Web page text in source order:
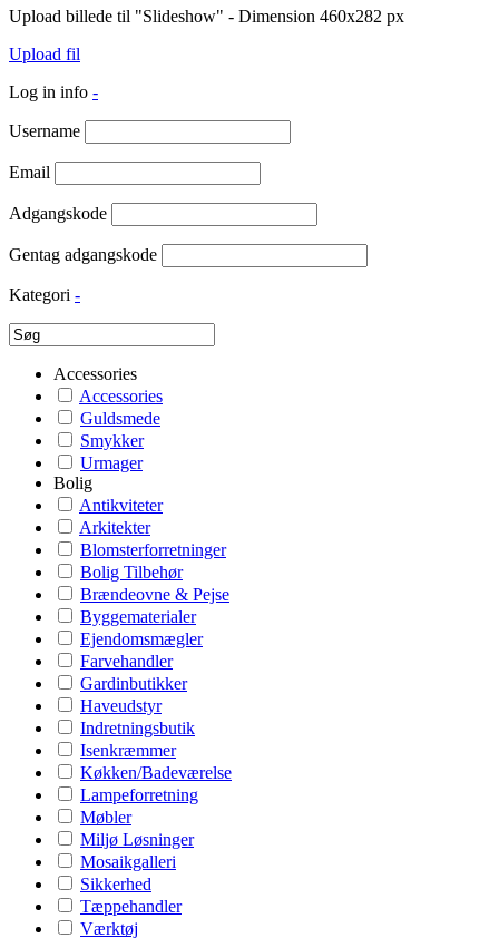
Upload billede til "Slideshow" - Dimension 460x282 px
Upload fil
Log in info -
Username
Email
Adgangskode
Gentag adgangskode
Kategori -
Accessories
Accessories
Guldsmede
Smykker
Urmager
Bolig
Antikviteter
Arkitekter
Blomsterforretninger
Bolig Tilbehør
Brændeovne & Pejse
Byggematerialer
Ejendomsmægler
Farvehandler
Gardinbutikker
Haveudstyr
Indretningsbutik
Isenkræmmer
Køkken/Badeværelse
Lampeforretning
Møbler
Miljø Løsninger
Mosaikgalleri
Sikkerhed
Tæppehandler
Værktøj